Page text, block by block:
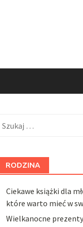
RODZINA
Ciekawe książki dla
które warto mieć w
Wielkanocne prezenty